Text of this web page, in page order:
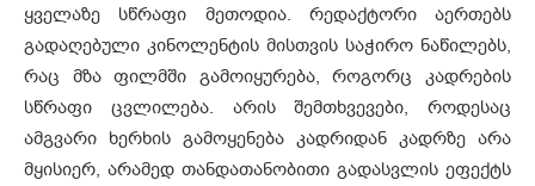
ყველაზე სწრაფი მეთოდია. რედაქტორი აერთებს
გადაღებული კინოლენტის მისთვის საჭირო ნაწილებს,
რაც მზა ფილმში გამოიყურება, როგორც კადრების
სწრაფი ცვლილება. არის შემთხვევები, როდესაც
ამგვარი ხერხის გამოყენება კადრიდან კადრზე არა
მყისიერ, არამედ თანდათანობითი გადასვლის ეფექტს